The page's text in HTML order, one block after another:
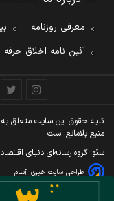
معرفی روزنامه
آئین نامه اخلاق حرفه
کليه حقوق اين سايت متعلق به
منبع بلامانع است
سئو: گروه رسانه‌ای دنیای اقتصاد
طراحی سایت خبری آسام